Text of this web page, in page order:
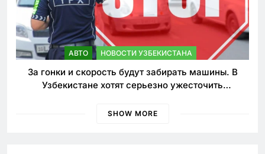
АВТО НОВОСТИ УЗБЕКИСТАНА
За гонки и скорость будут забирать машины. В
Узбекистане хотят серьезно ужесточить
SHOW MORE